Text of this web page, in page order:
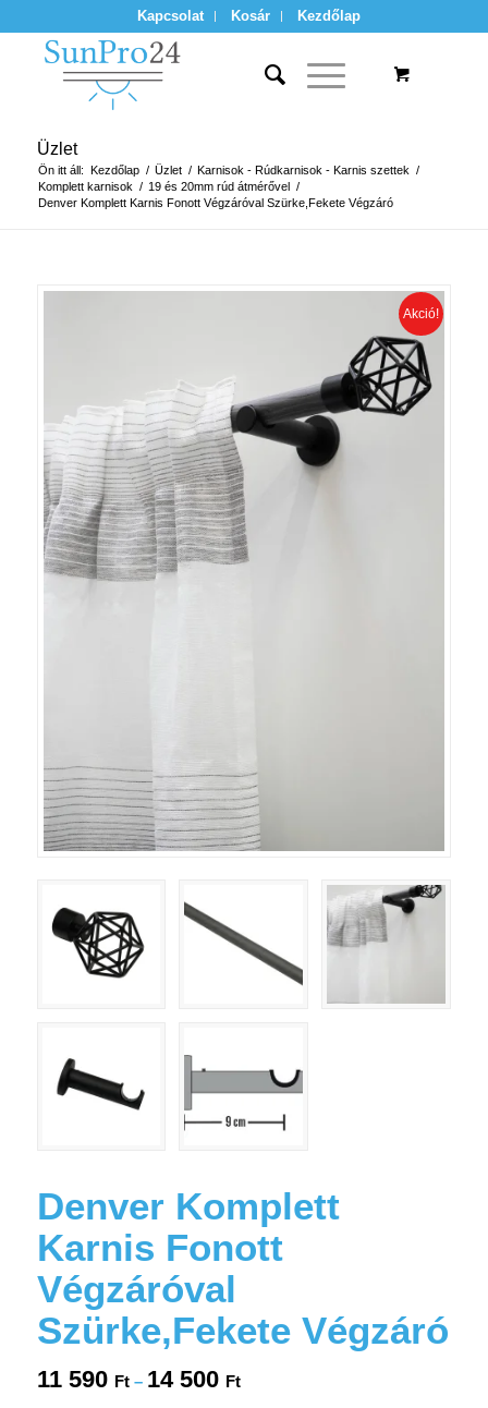
Kapcsolat Kosár Kezdőlap
Üzlet
Ön itt áll: Kezdőlap / Üzlet / Karnisok - Rúdkarnisok - Karnis szettek /
Komplett karnisok / 19 és 20mm rúd átmérővel /
Denver Komplett Karnis Fonott Végzáróval Szürke,Fekete Végzáró
Akció!
Denver Komplett
Karnis Fonott
Végzáróval
Szürke,Fekete Végzáró
11 590 Ft – 14 500 FtÁrtartomány: